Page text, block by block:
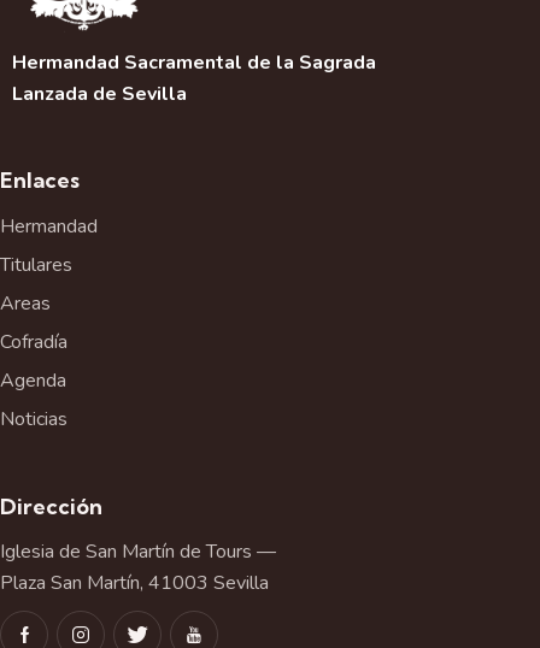
Hermandad Sacramental de la Sagrada
Lanzada de Sevilla
Enlaces
Hermandad
Titulares
Areas
Cofradía
Agenda
Noticias
Dirección
Iglesia de San Martín de Tours —
Plaza San Martín, 41003 Sevilla